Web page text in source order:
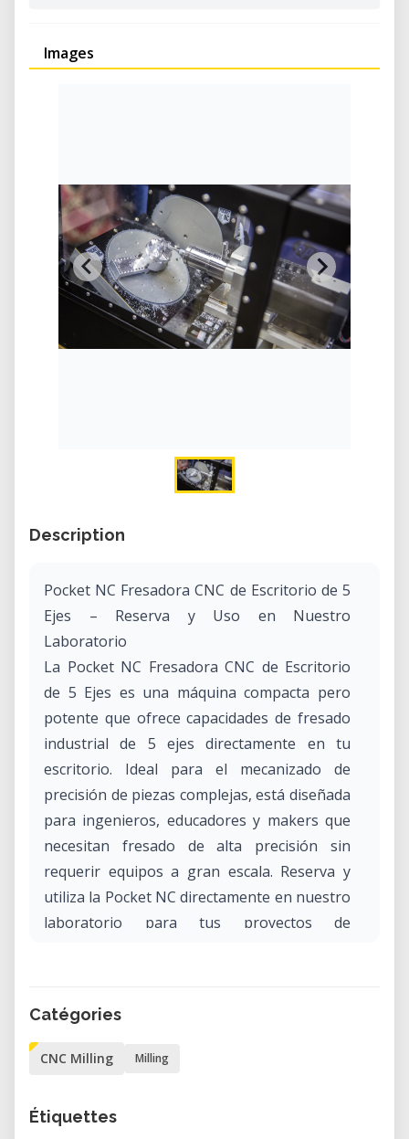
Images
Description
Pocket NC Fresadora CNC de Escritorio de 5
Ejes – Reserva y Uso en Nuestro
Laboratorio
La Pocket NC Fresadora CNC de Escritorio
de 5 Ejes es una máquina compacta pero
potente que ofrece capacidades de fresado
industrial de 5 ejes directamente en tu
escritorio. Ideal para el mecanizado de
precisión de piezas complejas, está diseñada
para ingenieros, educadores y makers que
necesitan fresado de alta precisión sin
requerir equipos a gran escala. Reserva y
utiliza la Pocket NC directamente en nuestro
laboratorio para tus proyectos de
La Pocket NC es una fresadora CNC de
escritorio con 5 ejes, diseñada para producir
metales. Fabricada por Penta Machine
Catégories
CNC Milling Milling
Étiquettes